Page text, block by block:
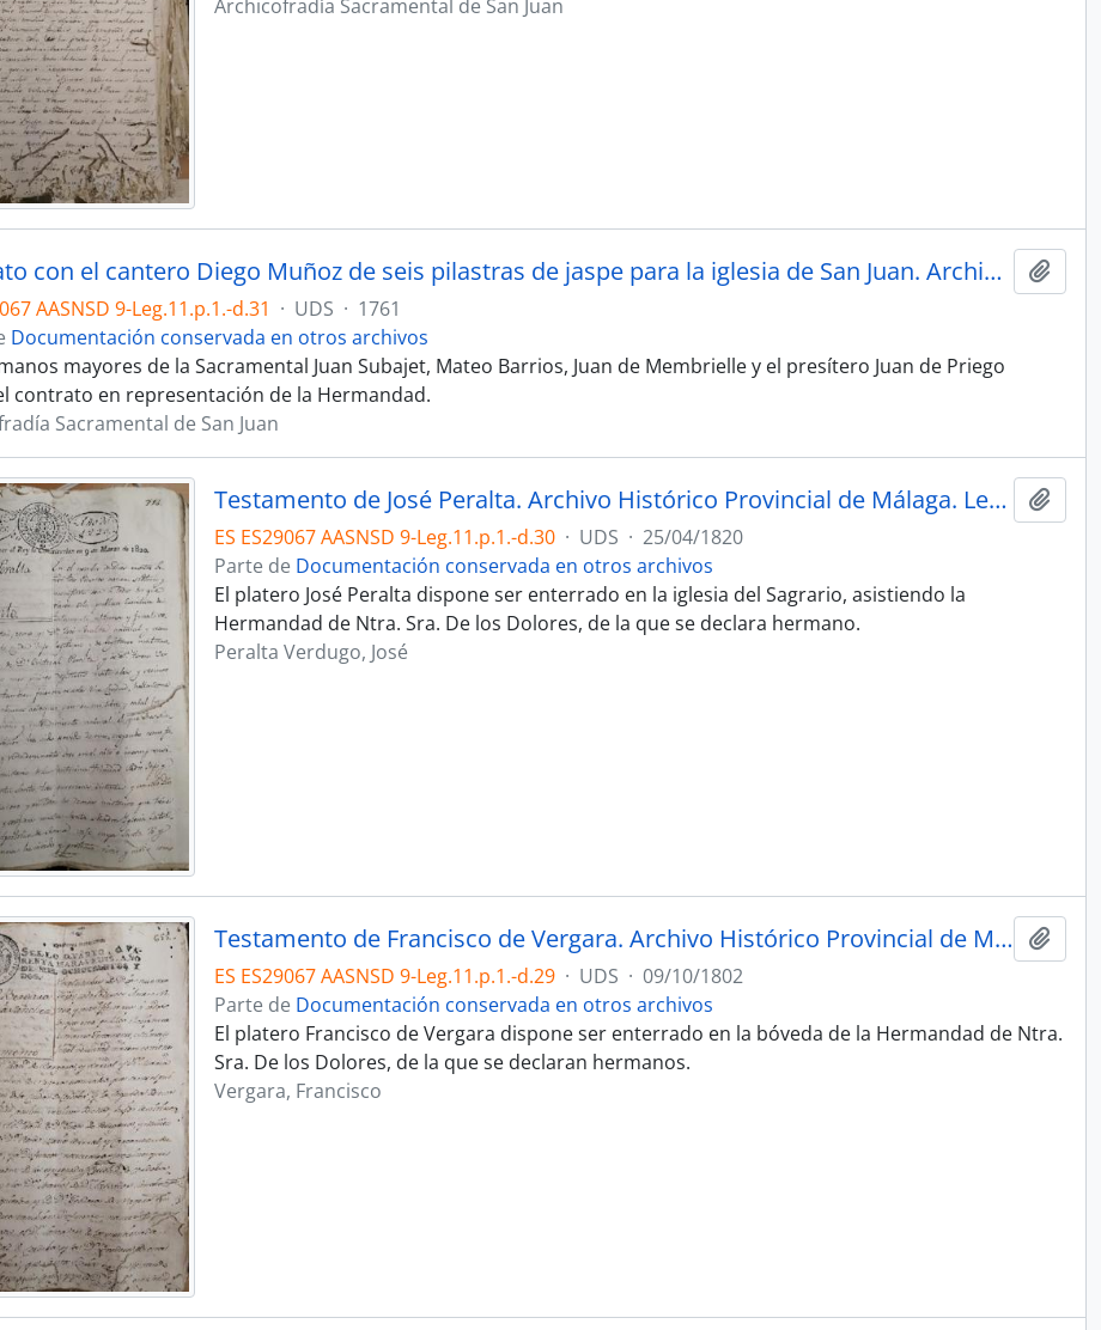
Archicofradía Sacramental de San Juan
Contrato con el cantero Diego Muñoz de seis pilastras de jaspe para la iglesia de San Juan. Archivo Histórico Provincial. Legajo 1116, folios 142-143. Escribanía de Marcos Estrada.
AASNSD 9-Leg.11.p.1.-d.31 · UDS · 1761
Documentación conservada en otros archivos
mayores de la Sacramental Juan Subajet, Mateo Barrios, Juan de Membrielle y el presítero Juan de Priego
contrato en representación de la Hermandad.
Sacramental de San Juan
Testamento de José Peralta. Archivo Histórico Provincial de Málaga. Legajo 3736, folios 310-313. Escribanía de Miguel de Ávila.
ES ES29067 AASNSD 9-Leg.11.p.1.-d.30 · UDS · 25/04/1820
Parte de Documentación conservada en otros archivos
El platero José Peralta dispone ser enterrado en la iglesia del Sagrario, asistiendo la
Hermandad de Ntra. Sra. De los Dolores, de la que se declara hermano.
Peralta Verdugo, José
Testamento de Francisco de Vergara. Archivo Histórico Provincial de Málaga. Legajo 3715, folios 655. Escribanía de Miguel de Ávila.
ES ES29067 AASNSD 9-Leg.11.p.1.-d.29 · UDS · 09/10/1802
Parte de Documentación conservada en otros archivos
El platero Francisco de Vergara dispone ser enterrado en la bóveda de la Hermandad de Ntra.
Sra. De los Dolores, de la que se declaran hermanos.
Vergara, Francisco